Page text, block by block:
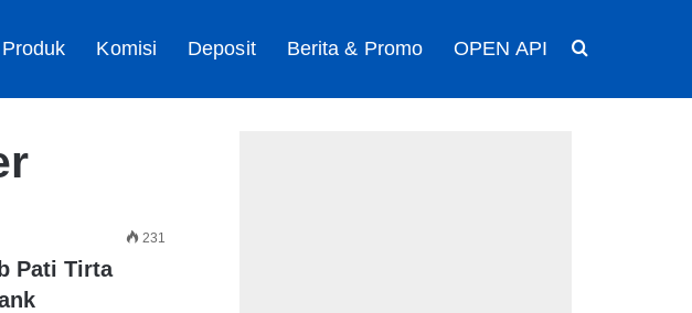
Produk Komisi Deposit Berita & Promo OPEN API
231
Pati Tirta